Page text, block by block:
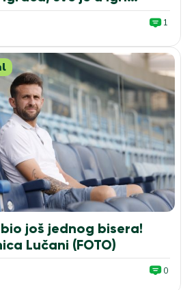
1
još jednog bisera!
Lučani (FOTO)
0